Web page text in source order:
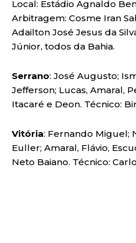
Local: Estádio Agnaldo
Arbitragem: Cosme Iran
Adailton José Jesus da
Júnior, todos da Bahia.
Serrano: José Augusto;
Jefferson; Lucas, Amaral,
Itacaré e Deon. Técnico:
Vitória: Fernando Miguel;
Euller; Amaral, Flávio,
Neto Baiano. Técnico: